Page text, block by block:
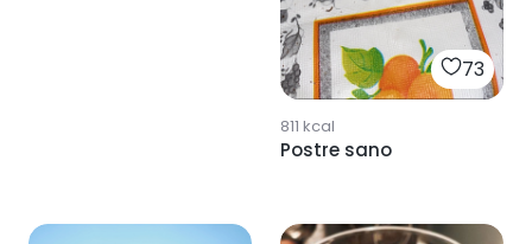
73
811 kcal
Postre sano